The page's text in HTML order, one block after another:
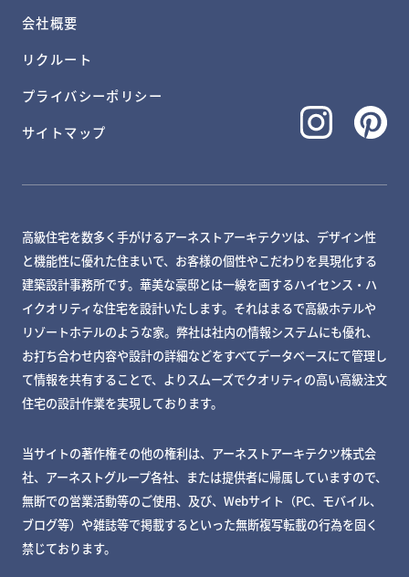
会社概要
リクルート
プライバシーポリシー
サイトマップ
高級住宅を数多く手がけるアーネストアーキテクツは、デザイン性
と機能性に優れた住まいで、お客様の個性やこだわりを具現化する
建築設計事務所です。華美な豪邸とは一線を画するハイセンス・ハ
イクオリティな住宅を設計いたします。それはまるで高級ホテルや
リゾートホテルのような家。弊社は社内の情報システムにも優れ、
お打ち合わせ内容や設計の詳細などをすべてデータベースにて管理し
て情報を共有することで、よりスムーズでクオリティの高い高級注文
住宅の設計作業を実現しております。
当サイトの著作権その他の権利は、アーネストアーキテクツ株式会
社、アーネストグループ各社、または提供者に帰属していますので、
無断での営業活動等のご使用、及び、Webサイト（PC、モバイル、
ブログ等）や雑誌等で掲載するといった無断複写転載の行為を固く
禁じております。